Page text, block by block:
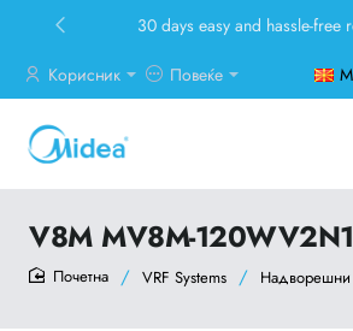
30 days easy and hassle-free
Корисник Повеќе
V8M MV8M-
VRF Systems